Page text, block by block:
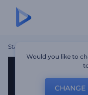
Startseite
Would you like to
CHANGE